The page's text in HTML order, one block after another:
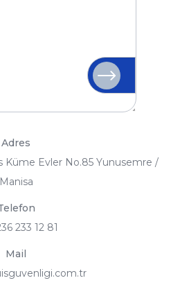
Adres
Küme Evler No.85 Yunusemre /
Manisa
233 12 81
Mail